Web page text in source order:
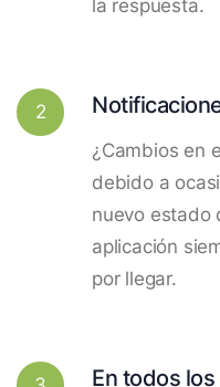
la respuesta.
2
¿Cambios en
debido a
nuevo estado
aplicación
por llegar.
En todos